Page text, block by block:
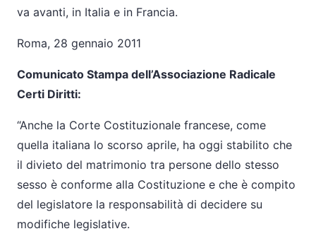
va avanti, in Italia e in Francia.
Roma, 28 gennaio 2011
Comunicato Stampa dell’Associazione Radicale
Certi Diritti:
“Anche la Corte Costituzionale francese, come
quella italiana lo scorso aprile, ha oggi stabilito che
il divieto del matrimonio tra persone dello stesso
sesso è conforme alla Costituzione e che è compito
del legislatore la responsabilità di decidere su
modifiche legislative.